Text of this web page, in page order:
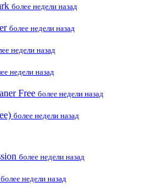
более недели назад
более недели назад
недели назад
недели назад
Free более недели назад
более недели назад
более недели назад
более недели назад